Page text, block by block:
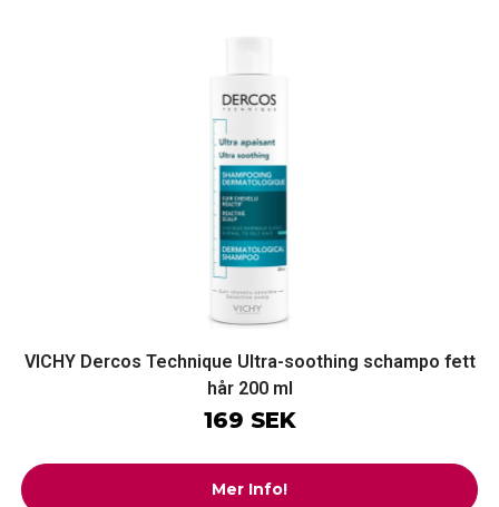
VICHY Dercos Technique Ultra-soothing schampo fett
hår 200 ml
169 SEK
Mer Info!